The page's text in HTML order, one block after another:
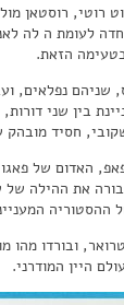
לעומת ה לה
הזאת.
השוואה מעניינת
שקובי, חסיד
את ההילה
ההסטוריה
ובורדו מהו
היין המודרני.